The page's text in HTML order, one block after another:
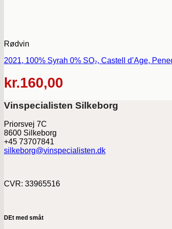
Rødvin
2021, 100% Syrah 0% SO₂, Castell d’Age,
kr.160,00
Vinspecialisten Silkeborg
Priorsvej 7C
8600 Silkeborg
+45 73707841
silkeborg@vinspecialisten.dk
CVR: 33965516
DEt med småt